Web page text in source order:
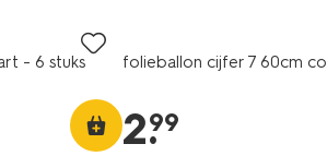
- 6 stuks folieballon cijfer 7 60cm
2.
99